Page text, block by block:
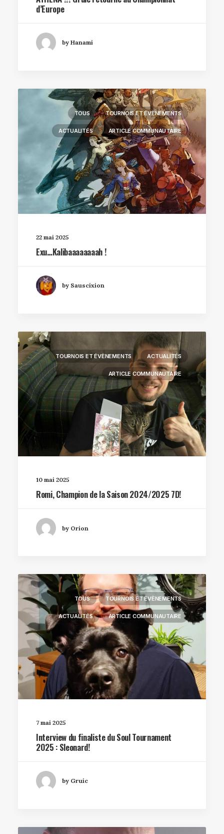
d’Europe
by Hanami
TOUS TOURNOIS ET ÉVÈNEMENTS
ACTUALITÉS ARTICLE COMMUNAUTAIRE
22 mai 2025
Exu…Kalibaaaaaaaah !
by Sauscixion
TOURNOIS ET ÉVÈNEMENTS ACTUALITÉS
ARTICLE COMMUNAUTAIRE
10 mai 2025
Romi, Champion de la Saison 2024/2025 7D!
by Orion
TOUS TOURNOIS ET ÉVÈNEMENTS
ACTUALITÉS ARTICLE COMMUNAUTAIRE
7 mai 2025
Interview du finaliste du Soul Tournament
2025 : Sleonard!
by Gruic